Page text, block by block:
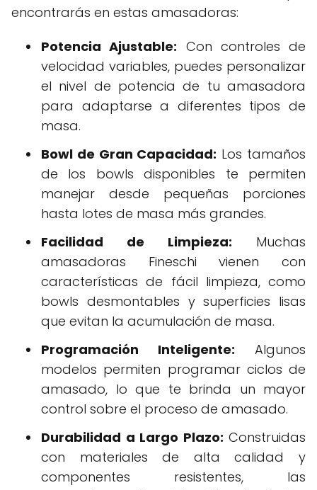
encontrarás en estas amasadoras:
Potencia Ajustable: Con controles de
velocidad variables, puedes personalizar
el nivel de potencia de tu amasadora
para adaptarse a diferentes tipos de
masa.
Bowl de Gran Capacidad: Los tamaños
de los bowls disponibles te permiten
manejar desde pequeñas porciones
hasta lotes de masa más grandes.
Facilidad de Limpieza: Muchas
amasadoras Fineschi vienen con
características de fácil limpieza, como
bowls desmontables y superficies lisas
que evitan la acumulación de masa.
Programación Inteligente: Algunos
modelos permiten programar ciclos de
amasado, lo que te brinda un mayor
control sobre el proceso de amasado.
Durabilidad a Largo Plazo: Construidas
con materiales de alta calidad y
componentes resistentes, las